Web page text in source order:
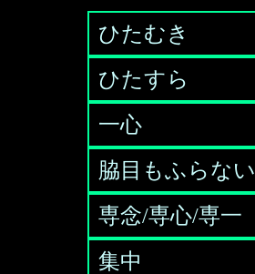
ひたむき
ひたすら
一心
脇目もふらない
専念/専心/専一
集中